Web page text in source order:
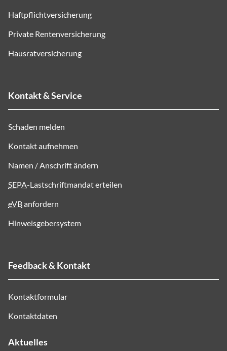
Haftpflichtversicherung
Private Rentenversicherung
Hausratversicherung
Kontakt & Service
Schaden melden
Kontakt aufnehmen
Namen / Anschrift ändern
SEPA-Lastschriftmandat erteilen
eVBanfordern
Hinweisgebersystem
Feedback & Kontakt
Kontaktformular
Kontaktdaten
Aktuelles